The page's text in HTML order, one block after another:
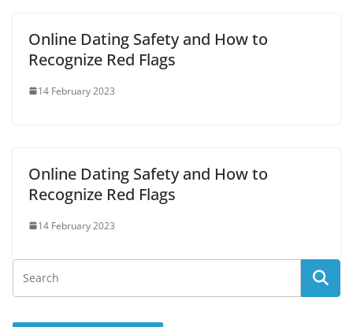
Online Dating Safety and How to
Recognize Red Flags
14 February 2023
Online Dating Safety and How to
Recognize Red Flags
14 February 2023